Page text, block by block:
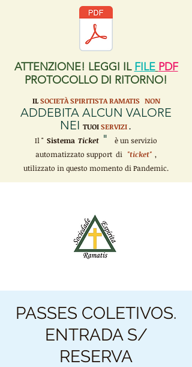
ATTENZIONE! LEGGI IL FILE PDF
PROTOCOLLO DI RITORNO!
IL SOCIETÀ SPIRITISTA RAMATIS NON
ADDEBITA ALCUN VALORE
NEI TUOI SERVIZI.
Il " Sistema Ticket "
è un servizio
automatizzato support di
"ticket" ,
utilizzato in questo momento di Pandemic.
PASSES COLETIVOS.
ENTRADA S/
RESERVA